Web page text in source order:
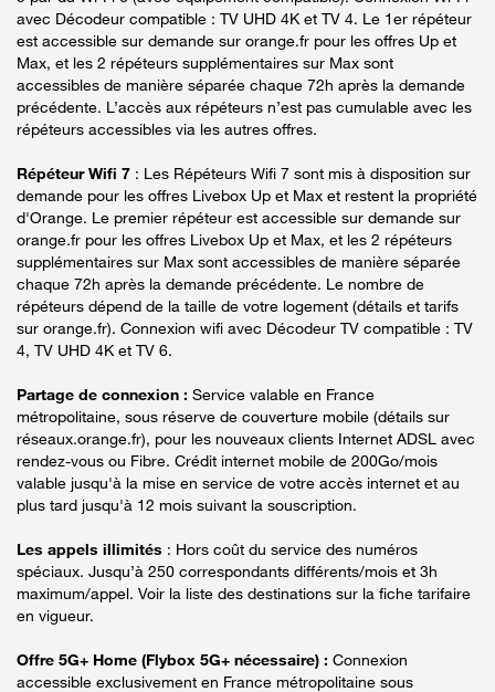
avec Décodeur compatible : TV UHD 4K et TV 4. Le 1er répéteur
est accessible sur demande sur orange.fr pour les offres Up et
Max, et les 2 répéteurs supplémentaires sur Max sont
accessibles de manière séparée chaque 72h après la demande
précédente. L’accès aux répéteurs n’est pas cumulable avec les
répéteurs accessibles via les autres offres.
Répéteur Wifi 7 : Les Répéteurs Wifi 7 sont mis à disposition sur
demande pour les offres Livebox Up et Max et restent la propriété
d'Orange. Le premier répéteur est accessible sur demande sur
orange.fr pour les offres Livebox Up et Max, et les 2 répéteurs
supplémentaires sur Max sont accessibles de manière séparée
chaque 72h après la demande précédente. Le nombre de
répéteurs dépend de la taille de votre logement (détails et tarifs
sur orange.fr). Connexion wifi avec Décodeur TV compatible : TV
4, TV UHD 4K et TV 6.
Partage de connexion : Service valable en France
métropolitaine, sous réserve de couverture mobile (détails sur
réseaux.orange.fr), pour les nouveaux clients Internet ADSL avec
rendez-vous ou Fibre. Crédit internet mobile de 200Go/mois
valable jusqu'à la mise en service de votre accès internet et au
plus tard jusqu'à 12 mois suivant la souscription.
Les appels illimités : Hors coût du service des numéros
spéciaux. Jusqu’à 250 correspondants différents/mois et 3h
maximum/appel. Voir la liste des destinations sur la fiche tarifaire
en vigueur.
Offre 5G+ Home (Flybox 5G+ nécessaire) : Connexion
accessible exclusivement en France métropolitaine sous